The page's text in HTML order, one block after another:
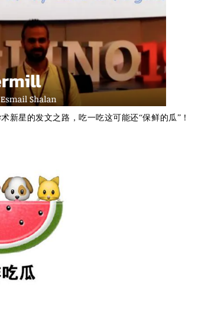
新星的发文之路，吃一吃这可能还“保鲜的瓜”！